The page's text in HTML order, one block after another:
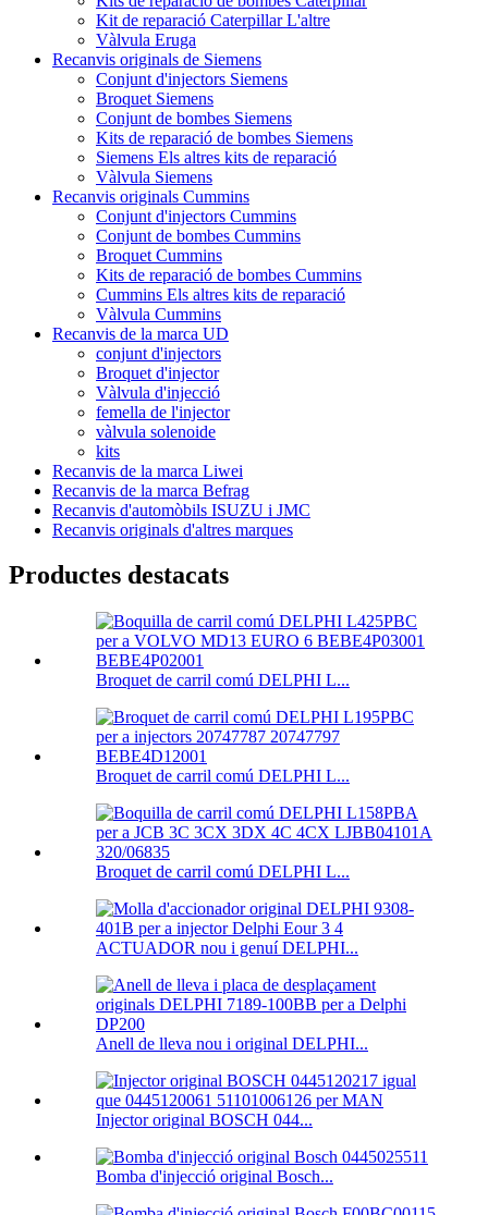
Kit de reparació Caterpillar L'altre
Vàlvula Eruga
Recanvis originals de Siemens
Conjunt d'injectors Siemens
Broquet Siemens
Conjunt de bombes Siemens
Kits de reparació de bombes Siemens
Siemens Els altres kits de reparació
Vàlvula Siemens
Recanvis originals Cummins
Conjunt d'injectors Cummins
Conjunt de bombes Cummins
Broquet Cummins
Kits de reparació de bombes Cummins
Cummins Els altres kits de reparació
Vàlvula Cummins
Recanvis de la marca UD
conjunt d'injectors
Broquet d'injector
Vàlvula d'injecció
femella de l'injector
vàlvula solenoide
kits
Recanvis de la marca Liwei
Recanvis de la marca Befrag
Recanvis d'automòbils ISUZU i JMC
Recanvis originals d'altres marques
Productes destacats
Broquet de carril comú DELPHI L...
Broquet de carril comú DELPHI L...
Broquet de carril comú DELPHI L...
ACTUADOR nou i genuí DELPHI...
Anell de lleva nou i original DELPHI...
Injector original BOSCH 044...
Bomba d'injecció original Bosch...